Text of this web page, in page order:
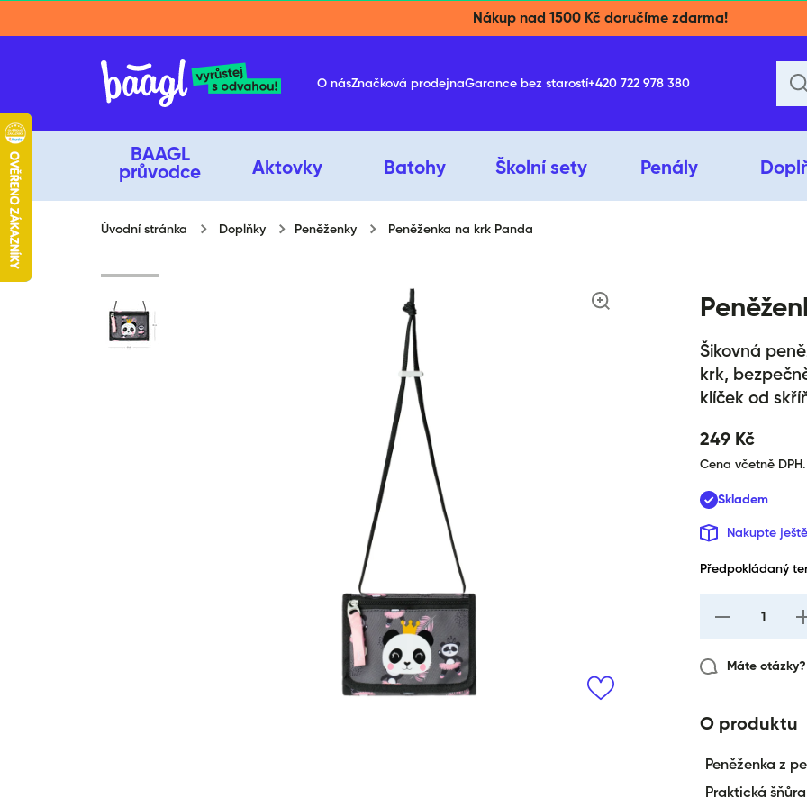
Nákup nad 1500 Kč doručíme zdarma!
O násZnačková prodejnaGarance bez starostí+420 722 978 380
BAAGL
průvodce
Aktovky Batohy Školní sety Penály
Úvodní stránka Doplňky Peněženky Peněženka na krk Panda
Šikovná
krk,
klíček od
249 Kč
Cena včetně DPH.
Skladem
Nakupte
Předpokládaný
I18n Error:
interpolation
množství pro {{
Máte
O produktu
Peněženka z
Praktická